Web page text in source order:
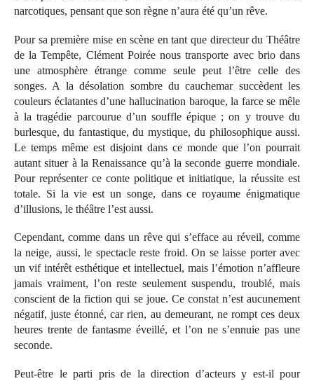
narcotiques, pensant que son règne n’aura été qu’un rêve.
Pour sa première mise en scène en tant que directeur du Théâtre
de la Tempête, Clément Poirée nous transporte avec brio dans
une atmosphère étrange comme seule peut l’être celle des
songes. A la désolation sombre du cauchemar succèdent les
couleurs éclatantes d’une hallucination baroque, la farce se mêle
à la tragédie parcourue d’un souffle épique ; on y trouve du
burlesque, du fantastique, du mystique, du philosophique aussi.
Le temps même est disjoint dans ce monde que l’on pourrait
autant situer à la Renaissance qu’à la seconde guerre mondiale.
Pour représenter ce conte politique et initiatique, la réussite est
totale. Si la vie est un songe, dans ce royaume énigmatique
d’illusions, le théâtre l’est aussi.
Cependant, comme dans un rêve qui s’efface au réveil, comme
la neige, aussi, le spectacle reste froid. On se laisse porter avec
un vif intérêt esthétique et intellectuel, mais l’émotion n’affleure
jamais vraiment, l’on reste seulement suspendu, troublé, mais
conscient de la fiction qui se joue. Ce constat n’est aucunement
négatif, juste étonné, car rien, au demeurant, ne rompt ces deux
heures trente de fantasme éveillé, et l’on ne s’ennuie pas une
seconde.
Peut-être le parti pris de la direction d’acteurs y est-il pour